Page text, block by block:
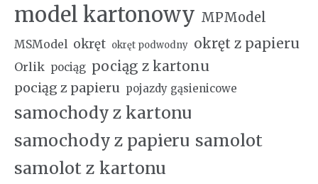
model kartonowy MPModel
MSModel okręt okręt podwodny okręt z papieru
Orlik pociąg pociąg z kartonu
pociąg z papieru pojazdy gąsienicowe
samochody z kartonu
samochody z papieru samolot
samolot z kartonu